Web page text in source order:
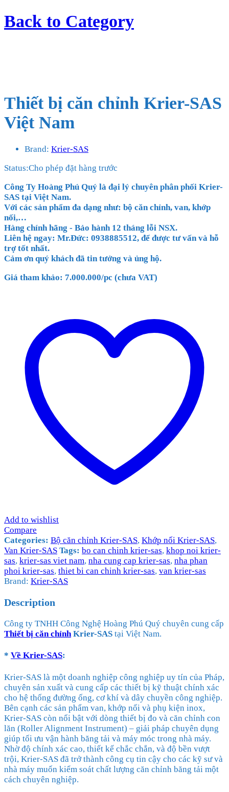
Back to Category
Thiết bị căn chỉnh Krier-SAS
Việt Nam
Brand: Krier-SAS
Status:Cho phép đặt hàng trước
Công Ty Hoàng Phú Quý là đại lý chuyên phân phối Krier-
SAS tại Việt Nam.
Với các sản phẩm đa dạng như: bộ căn chỉnh, van, khớp
nối,…
Hàng chính hãng - Bảo hành 12 tháng lỗi NSX.
Liên hệ ngay: Mr.Đức: 0938885512, để được tư vấn và hỗ
trợ tốt nhất.
Cảm ơn quý khách đã tin tưởng và ủng hộ.
Giá tham khảo: 7.000.000/pc (chưa VAT)
Add to wishlist
Compare
Categories: Bộ căn chỉnh Krier-SAS, Khớp nối Krier-SAS,
Van Krier-SAS Tags: bo can chinh krier-sas, khop noi krier-
sas, krier-sas viet nam, nha cung cap krier-sas, nha phan
phoi krier-sas, thiet bi can chinh krier-sas, van krier-sas
Brand: Krier-SAS
Description
Công ty TNHH Công Nghệ Hoàng Phú Quý chuyên cung cấp
Thiết bị căn chỉnhKrier-SAS tại Việt Nam.
* Về Krier-SAS:
Krier-SAS là một doanh nghiệp công nghiệp uy tín của Pháp,
chuyên sản xuất và cung cấp các thiết bị kỹ thuật chính xác
cho hệ thống đường ống, cơ khí và dây chuyền công nghiệp.
Bên cạnh các sản phẩm van, khớp nối và phụ kiện inox,
Krier-SAS còn nổi bật với dòng thiết bị đo và căn chỉnh con
lăn (Roller Alignment Instrument) – giải pháp chuyên dụng
giúp tối ưu vận hành băng tải và máy móc trong nhà máy.
Nhờ độ chính xác cao, thiết kế chắc chắn, và độ bền vượt
trội, Krier-SAS đã trở thành công cụ tin cậy cho các kỹ sư và
nhà máy muốn kiểm soát chất lượng căn chỉnh băng tải một
cách chuyên nghiệp.